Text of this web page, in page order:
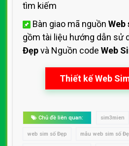
tìm kiếm
Bàn giao mã nguồn Web
gồm tài liệu hướng dẫn sử
Đẹpvà Nguồn code Web
Thiết kế Web
Chủ đề liên quan: sim3mien
web sim số Đẹp mẫu web sim số